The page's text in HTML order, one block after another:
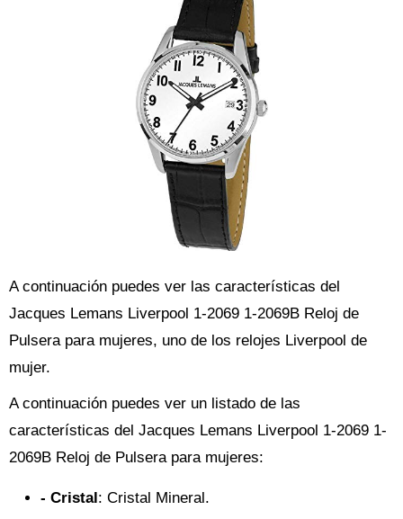
A continuación puedes ver las características del
Jacques Lemans Liverpool 1-2069 1-2069B Reloj de
Pulsera para mujeres, uno de los relojes Liverpool de
mujer.
A continuación puedes ver un listado de las
características del Jacques Lemans Liverpool 1-2069 1-
2069B Reloj de Pulsera para mujeres:
- Cristal: Cristal Mineral.